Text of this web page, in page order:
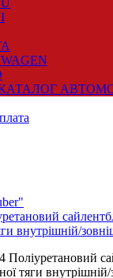
КАТАЛОГ
внутрішній/